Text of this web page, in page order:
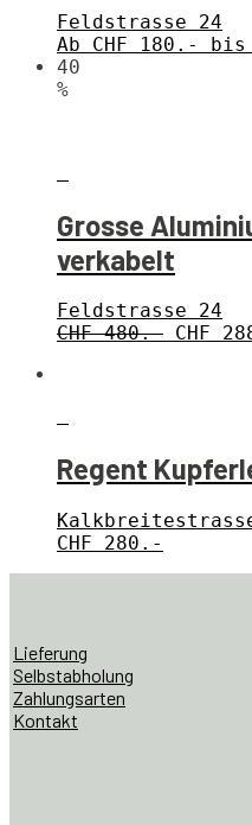
Feldstrasse 24
Ab CHF 180.- bis
40
%
Grosse
verkabelt
Feldstrasse 24
CHF 480.- CHF
Regent
CHF 280.-
Lieferung
Selbstabholung
Zahlungsarten
Kontakt